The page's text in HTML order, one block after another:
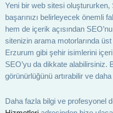
Yeni bir web sitesi
başarınızı belirleyecek önemli
hem de içerik açısından
sitenizin arama motorlarında üst
Erzurum gibi şehir isimlerini
SEO’yu da dikkate alabilirsiniz.
görünürlüğünü artırabilir ve
Daha fazla bilgi ve profesyonel